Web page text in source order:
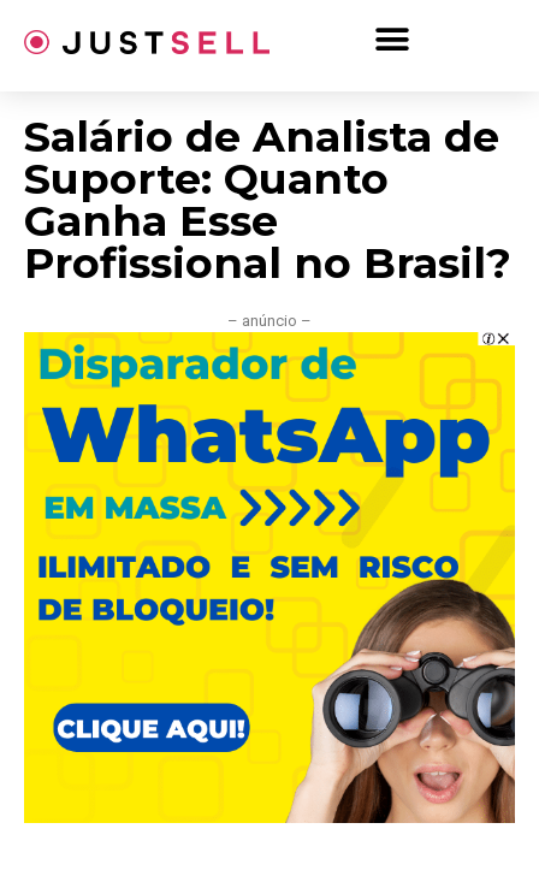
para
Salário de Analista de
Suporte: Quanto
Ganha Esse
Profissional no Brasil?
– anúncio –